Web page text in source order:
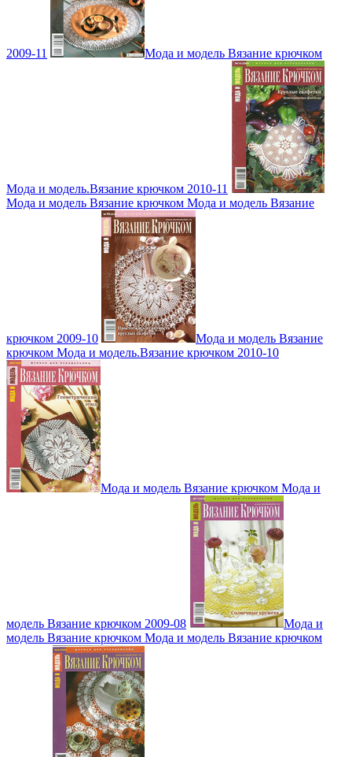
2009-11 Мода и модель Вязание крючком
Мода и модель.Вязание крючком 2010-11
Мода и модель Вязание крючком Мода и модель Вязание
крючком 2009-10
Мода и модель Вязание
крючком Мода и модель.Вязание крючком 2010-10
Мода и модель Вязание крючком Мода и
модель Вязание крючком 2009-08
Мода и
модель Вязание крючком Мода и модель Вязание крючком